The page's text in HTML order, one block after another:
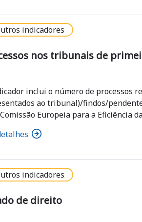
indicadores
nos tribunais de
inclui o número de processos
ao tribunal)/findos/
Europeia para a Eficiência
indicadores
de direito